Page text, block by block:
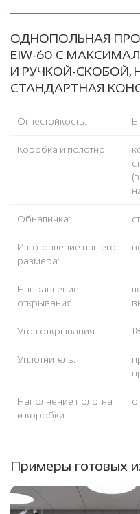
ОДНОПОЛЬНАЯ
EIW-60 С
И РУЧКОЙ-СКОБОЙ,
СТАНДАРТНАЯ
Огнестойкость:
Коробка и полотно:
Обналичка:
Изготовление вашего
размера:
Направление
открывания:
Угол открывания:
Уплотнитель:
Наполнение полотна
и коробки:
Примеры готовых